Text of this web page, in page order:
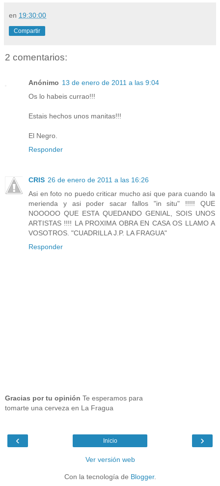
en 19:30:00
Compartir
2 comentarios:
Anónimo 13 de enero de 2011 a las 9:04
Os lo habeis currao!!!
Estais hechos unos manitas!!!
El Negro.
Responder
CRIS 26 de enero de 2011 a las 16:26
Asi en foto no puedo criticar mucho asi que para cuando la
merienda y asi poder sacar fallos "in situ" !!!!! QUE
NOOOOO QUE ESTA QUEDANDO GENIAL, SOIS UNOS
ARTISTAS !!!! LA PROXIMA OBRA EN CASA OS LLAMO A
VOSOTROS. "CUADRILLA J.P. LA FRAGUA"
Responder
Gracias por tu opinión Te esperamos para
tomarte una cerveza en La Fragua
‹ ›
Inicio
Ver versión web
Con la tecnología de Blogger.